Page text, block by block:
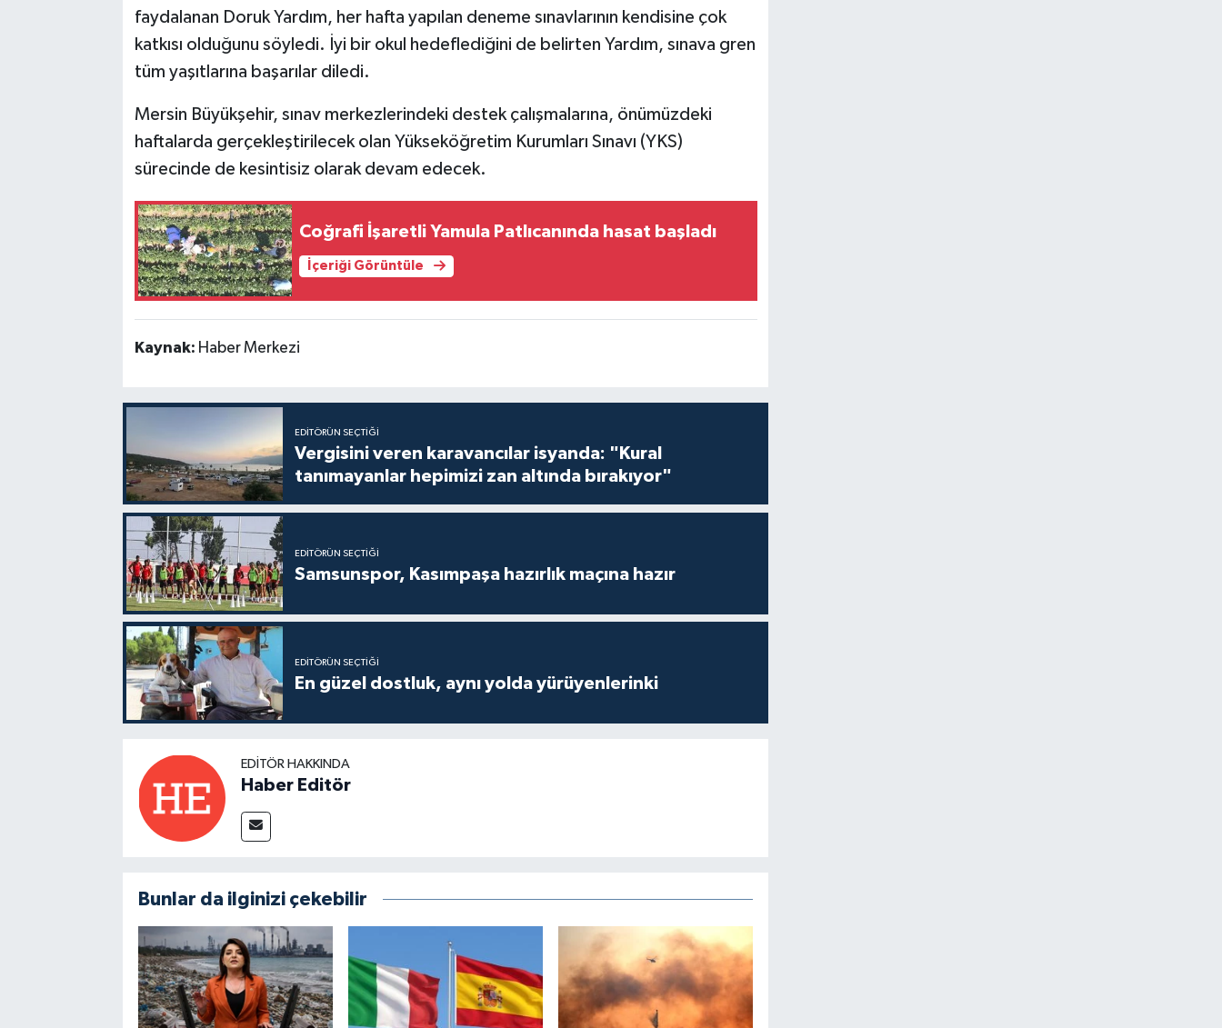
faydalanan Doruk Yardım, her hafta yapılan deneme sınavlarının kendisine çok
katkısı olduğunu söyledi. İyi bir okul hedeflediğini de belirten Yardım, sınava gren
tüm yaşıtlarına başarılar diledi.
Mersin Büyükşehir, sınav merkezlerindeki destek çalışmalarına, önümüzdeki
haftalarda gerçekleştirilecek olan Yükseköğretim Kurumları Sınavı (YKS)
sürecinde de kesintisiz olarak devam edecek.
Coğrafi İşaretli Yamula Patlıcanında hasat başladı
İçeriği Görüntüle
Kaynak: Haber Merkezi
EDITÖRÜN SEÇTIĞI
Vergisini veren karavancılar isyanda: "Kural
tanımayanlar hepimizi zan altında bırakıyor"
EDITÖRÜN SEÇTIĞI
Samsunspor, Kasımpaşa hazırlık maçına hazır
EDITÖRÜN SEÇTIĞI
En güzel dostluk, aynı yolda yürüyenlerinki
EDITÖR HAKKINDA
Haber Editör
Bunlar da ilginizi çekebilir